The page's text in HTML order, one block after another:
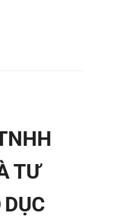
TƯ